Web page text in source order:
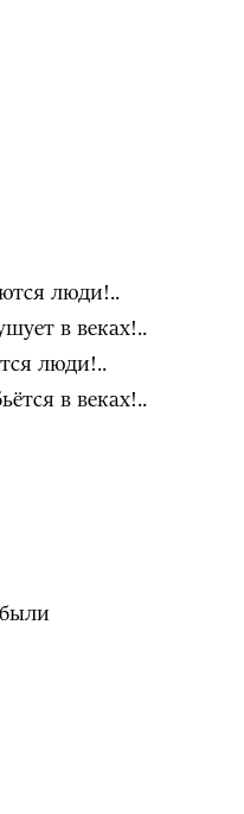
люди!..
в веках!..
люди!..
в веках!..